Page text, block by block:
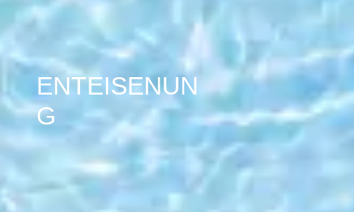
ENTEISENUN
G